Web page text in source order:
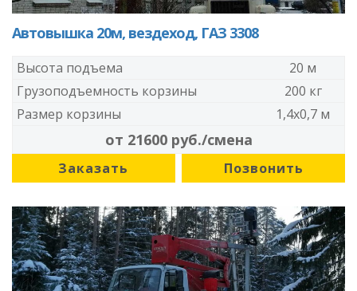
Автовышка 20м, вездеход, ГАЗ 3308
Высота подъема
20 м
Грузоподъемность корзины
200 кг
Размер корзины
1,4x0,7 м
от 21600 руб./смена
Заказать Позвонить